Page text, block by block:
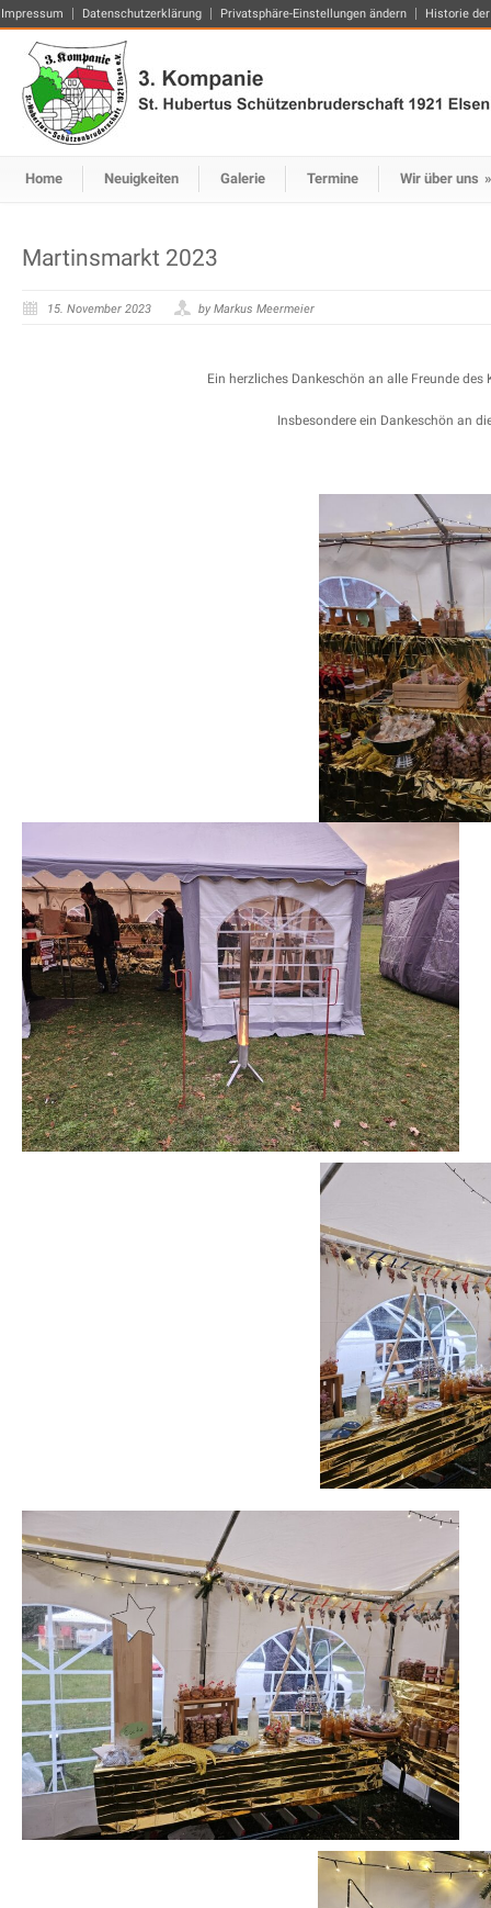
Impressum Datenschutzerklärung Privatsphäre-Einstellungen ändern Historie
Home Neuigkeiten Galerie Termine Wir über uns »
Martinsmarkt 2023
15. November 2023 by Markus Meermeier
Ein herzliches Dankeschön an alle Freunde
Insbesondere ein Dankeschön an